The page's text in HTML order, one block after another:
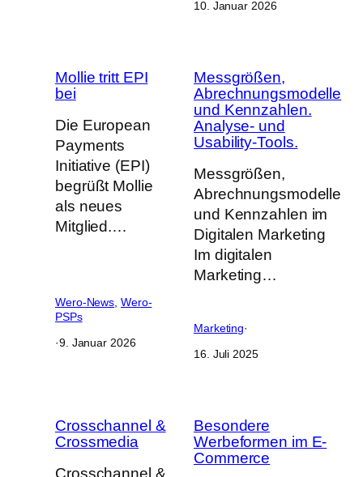
10. Januar 2026
Mollie tritt EPI
bei
Die European
Payments
Initiative (EPI)
begrüßt Mollie
als neues
Mitglied.…
Wero-News Wero-
PSPs
·9. Januar 2026
Messgrößen,
Abrechnungsmodelle
und Kennzahlen.
Analyse- und
Usability-Tools.
Messgrößen,
Abrechnungsmodelle
und Kennzahlen im
Digitalen Marketing
Im digitalen
Marketing…
Marketing·
16. Juli 2025
Crosschannel &
Crossmedia
Crosschannel &
Besondere
Werbeformen im E-
Commerce